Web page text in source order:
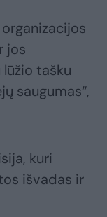
jos
tašku
saugumas“,
kuri
išvadas ir